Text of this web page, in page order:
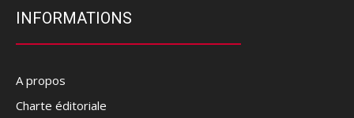
INFORMATIONS
A propos
Charte éditoriale